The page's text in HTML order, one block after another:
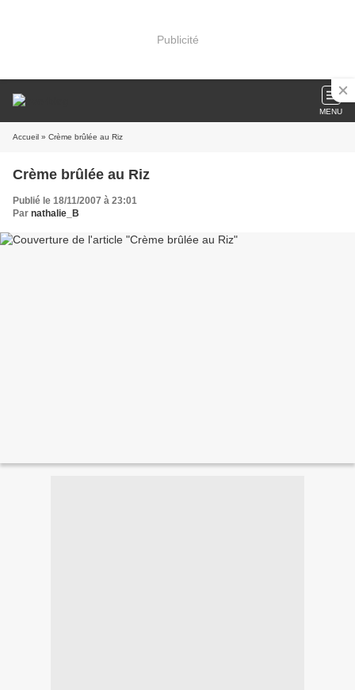
Publicité
MENU
Accueil » Crème brûlée au Riz
Crème brûlée au Riz
Publié le 18/11/2007 à 23:01
Par nathalie_B